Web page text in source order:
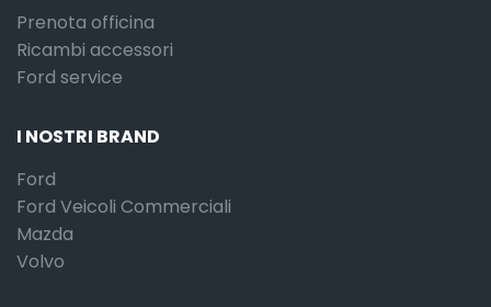
Prenota officina
Ricambi accessori
Ford service
I NOSTRI BRAND
Ford
Ford Veicoli Commerciali
Mazda
Volvo